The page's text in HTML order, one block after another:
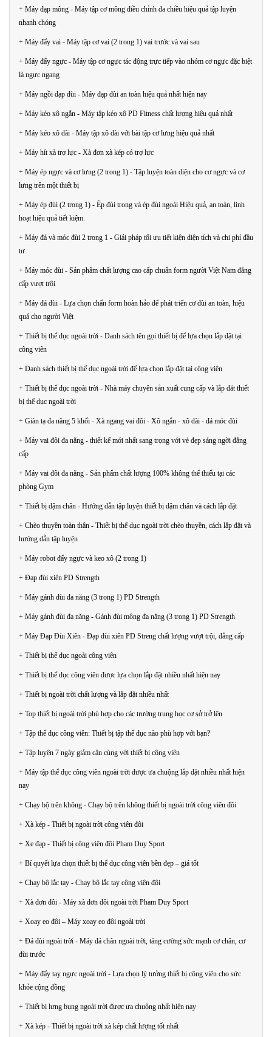
+ Máy đạp mông - Máy tập cơ mông điều chỉnh đa chiều hiệu quả tập luyện
nhanh chóng
+ Máy đẩy vai - Máy tập cơ vai (2 trong 1) vai trước và vai sau
+ Máy đẩy ngực - Máy tập cơ ngực tác động trực tiếp vào nhóm cơ ngực đặc biệt
là ngực ngang
+ Máy ngồi đạp đùi - Máy đạp đùi an toàn hiệu quả nhất hiện nay
+ Máy kéo xô ngắn - Máy tập kéo xô PD Fitness chất lượng hiệu quả nhất
+ Máy kéo xô dài - Máy tập xô dài với bài tập cơ lưng hiệu quả nhất
+ Máy hít xà trợ lực - Xà đơn xà kép có trợ lực
+ Máy ép ngực và cơ lưng (2 trong 1) - Tập luyện toàn diện cho cơ ngực và cơ
lưng trên một thiết bị
+ Máy ép đùi (2 trong 1) - Ép đùi trong và ép đùi ngoài Hiệu quả, an toàn, linh
hoạt hiệu quả tiết kiệm.
+ Máy đá và móc đùi 2 trong 1 - Giải pháp tối ưu tiết kiện diện tích và chi phí đầu
tư
+ Máy móc đùi - Sản phẩm chất lượng cao cấp chuẩn form người Việt Nam đẳng
cấp vượt trội
+ Máy đá đùi - Lựa chọn chẩn form hoàn hảo để phát triển cơ đùi an toàn, hiệu
quả cho người Việt
+ Thiết bị thể dục ngoài trời - Danh sách tên gọi thiết bị để lựa chọn lắp đặt tại
công viên
+ Danh sách thiết bị thể dục ngoài trời để lựa chọn lắp đặt tại công viên
+ Thiết bị thể dục ngoài trời - Nhà máy chuyên sản xuất cung cấp và lắp đăt thiết
bị thể dục ngoài trời
+ Giàn tạ đa năng 5 khối - Xà ngang vai đôi - Xô ngắn - xô dài - đá móc đùi
+ Máy vai đôi đa năng - thiết kế mới nhất sang trọng với vẻ đẹp sáng ngời đẳng
cấp
+ Máy vai đôi đa năng - Sản phẩm chất lượng 100% không thể thiếu tại các
phòng Gym
+ Thiết bị dậm chân - Hướng dẫn tập luyện thiết bị dậm chân và cách lắp đặt
+ Chèo thuyền toàn thân - Thiết bị thể dục ngoài trời chèo thuyền, cách lắp đặt và
hướng dẫn tập luyện
+ Máy robot đẩy ngực và keo xô (2 trong 1)
+ Đạp đùi xiên PD Strength
+ Máy gánh đùi đa năng (3 trong 1) PD Strength
+ Máy gánh đùi đa năng - Gánh đùi mông đa năng (3 trong 1) PD Strength
+ Máy Đạp Đùi Xiên - Đạp đùi xiên PD Streng chất lượng vượt trội, đẳng cấp
+ Thiết bị thể dục ngoài công viên
+ Thiết bị thể dục công viên được lựa chọn lắp đặt nhiều nhất hiện nay
+ Thiết bị ngoài trời chất lượng và lắp đặt nhiều nhất
+ Top thiết bị ngoài trời phù hợp cho các trường trung học cơ sở trở lên
+ Tập thể dục công viên: Thiết bị tập thể dục nào phù hợp với bạn?
+ Tập luyện 7 ngày giảm cân cùng với thiết bị công viên
+ Máy tập thể dục công viên ngoài trời được ưa chuộng lắp đặt nhiều nhất hiện
nay
+ Chạy bộ trên không - Chạy bộ trên không thiết bị ngoài trời công viên đôi
+ Xà kép - Thiết bị ngoài trời công viên đôi
+ Xe đạp - Thiết bị công viên đôi Pham Duy Sport
+ Bí quyết lựa chọn thiết bị thể dục công viên bền đẹp – giá tốt
+ Chạy bộ lắc tay - Chạy bộ lắc tay công viên đôi
+ Xà đơn đôi - Máy xà đơn đôi ngoài trời Pham Duy Sport
+ Xoay eo đôi – Máy xoay eo đôi ngoài trời
+ Đá đùi ngoài trời - Máy đá chân ngoài trời, tăng cường sức mạnh cơ chân, cơ
đùi trước
+ Máy đẩy tay ngực ngoài trời - Lựa chọn lý tưởng thiết bị công viên cho sức
khỏe cộng đồng
+ Thiết bị lưng bụng ngoài trời được ưa chuộng nhất hiện nay
+ Xà kép - Thiết bị ngoài trời xà kép chất lượng tốt nhất